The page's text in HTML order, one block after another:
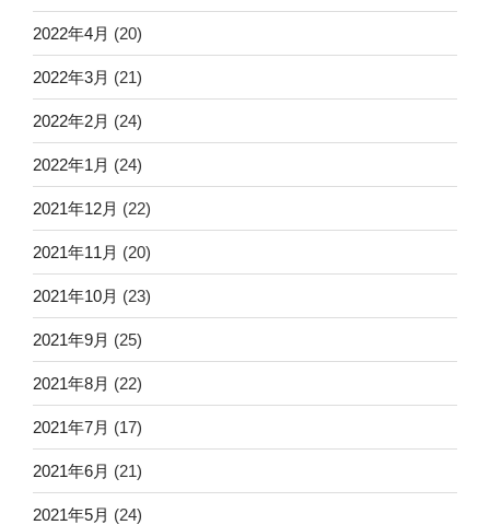
2022年4月 (20)
2022年3月 (21)
2022年2月 (24)
2022年1月 (24)
2021年12月 (22)
2021年11月 (20)
2021年10月 (23)
2021年9月 (25)
2021年8月 (22)
2021年7月 (17)
2021年6月 (21)
2021年5月 (24)